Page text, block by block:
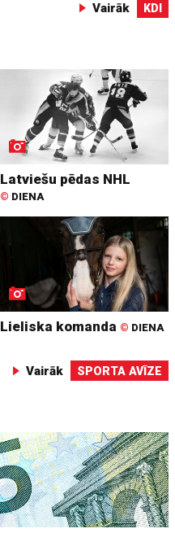
Vairāk KDI
Latviešu pēdas NHL
© DIENA
Lieliska komanda © DIENA
Vairāk SPORTA AVĪZE